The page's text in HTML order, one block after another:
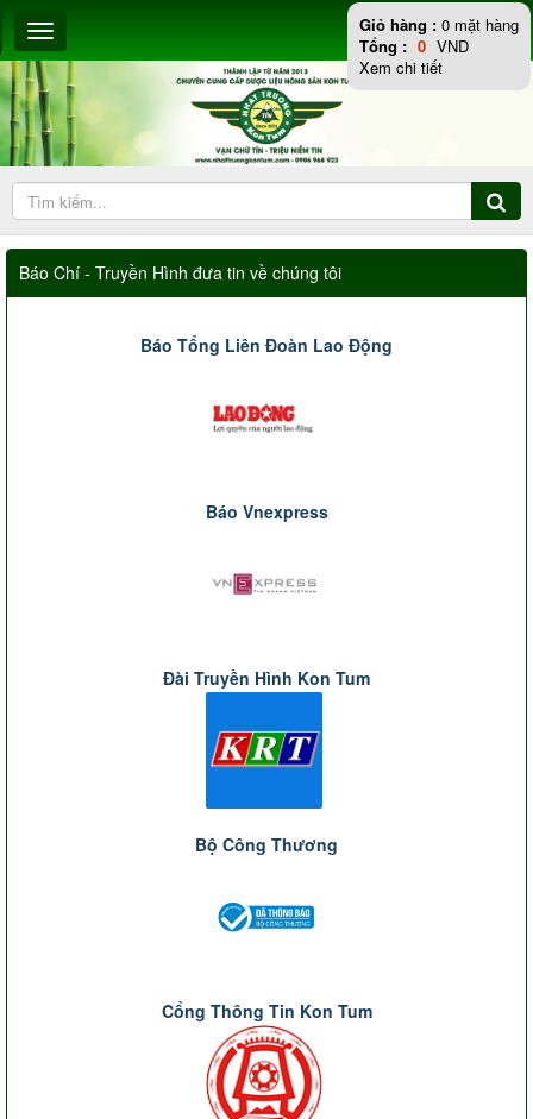
Báo Chí - Truyền Hình đưa tin về chúng tôi
Báo Tổng Liên Đoàn Lao Động
Báo Vnexpress
Đài Truyền Hình Kon Tum
Bộ Công Thương
Cổng Thông Tin Kon Tum
Giỏ hàng : 0 mặt hàng
Tổng : 0 VND
Xem chi tiết